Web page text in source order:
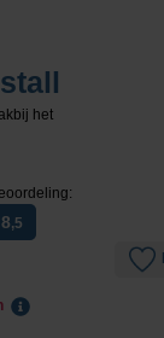
het
8,5